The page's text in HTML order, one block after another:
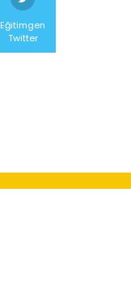
Eğitimgen
Twitter